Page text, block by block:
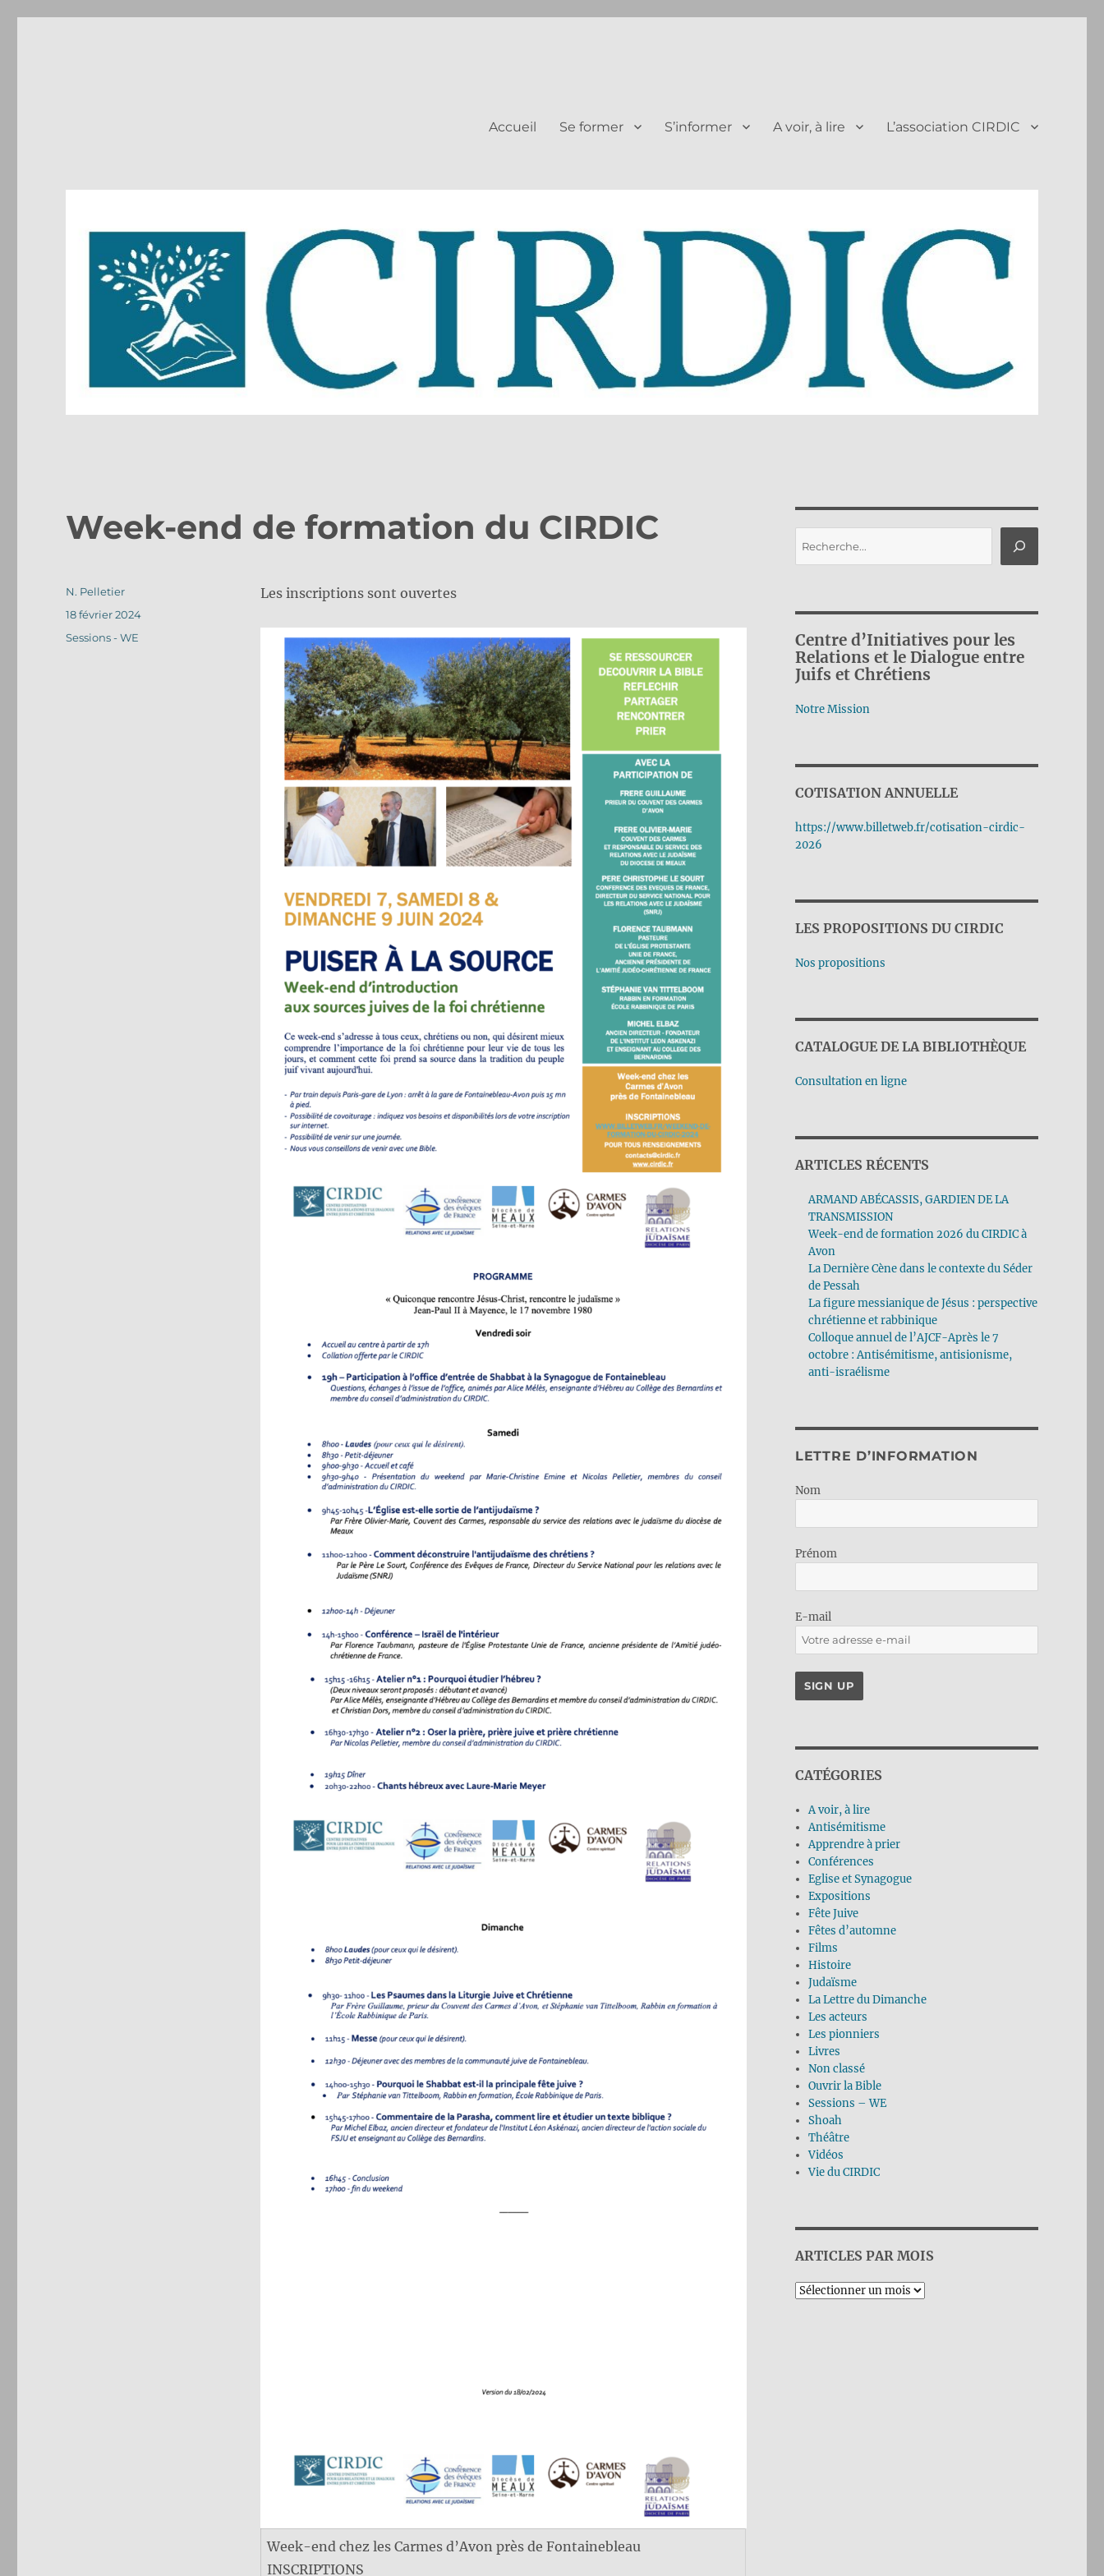
Accueil Se former S’informer A voir, à lire L’association CIRDIC
Week-end de formation du CIRDIC
Les inscriptions sont ouvertes
Week-end chez les Carmes d’Avon près de Fontainebleau
INSCRIPTIONS
Auteur
N. Pelletier
Publié
18 février 2024
Catégories
Sessions - WE
Centre d’Initiatives pour les
Relations et le Dialogue entre
Juifs et Chrétiens
Notre Mission
COTISATION ANNUELLE
https://www.billetweb.fr/cotisation-cirdic-
2026
LES PROPOSITIONS DU CIRDIC
Nos propositions
CATALOGUE DE LA BIBLIOTHÈQUE
Consultation en ligne
ARTICLES RÉCENTS
ARMAND ABÉCASSIS, GARDIEN DE LA
TRANSMISSION
Week-end de formation 2026 du CIRDIC à
Avon
La Dernière Cène dans le contexte du Séder
de Pessah
La figure messianique de Jésus : perspective
chrétienne et rabbinique
Colloque annuel de l’AJCF-Après le 7
octobre : Antisémitisme, antisionisme,
anti-israélisme
LETTRE D’INFORMATION
Nom
Prénom
E-mail
CATÉGORIES
A voir, à lire
Antisémitisme
Apprendre à prier
Conférences
Eglise et Synagogue
Expositions
Fête Juive
Fêtes d’automne
Films
Histoire
Judaïsme
La Lettre du Dimanche
Les acteurs
Les pionniers
Livres
Non classé
Ouvrir la Bible
Sessions – WE
Shoah
Théâtre
Vidéos
Vie du CIRDIC
ARTICLES PAR MOIS
Archives